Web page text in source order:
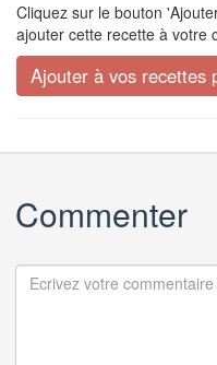
Cliquez sur le bouton
ajouter cette recette à votre
Commenter